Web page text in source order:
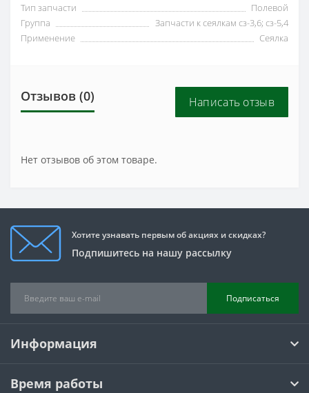
Тип запчасти
Полевой
Группа
Запчасти к сеялкам сз-3,6; сз-5,4
Применение
Сеялка
Отзывов (0) Написать отзыв
Нет отзывов об этом товаре.
Хотите узнавать первым об акциях и скидках?
Подпишитесь на нашу рассылку
Подписаться
Информация
Время работы